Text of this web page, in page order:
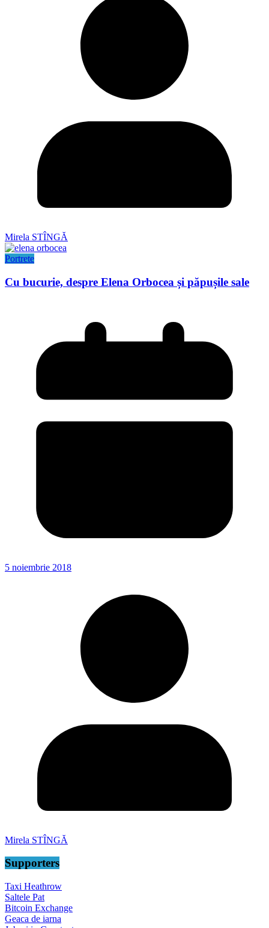
Mirela STÎNGĂ
Portrete
Cu bucurie, despre Elena Orbocea și păpușile sale
5 noiembrie 2018
Mirela STÎNGĂ
Supporters
Taxi Heathrow
Saltele Pat
Bitcoin Exchange
Geaca de iarna